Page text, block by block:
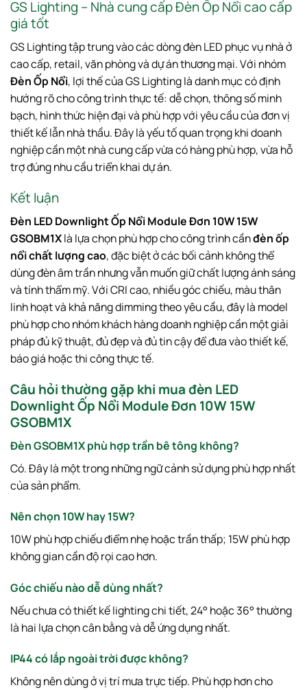
GS Lighting – Nhà cung cấp Đèn Ốp Nổi cao cấp
giá tốt
GS Lighting tập trung vào các dòng đèn LED phục vụ nhà ở
cao cấp, retail, văn phòng và dự án thương mại. Với nhóm
Đèn Ốp Nổi, lợi thế của GS Lighting là danh mục có định
hướng rõ cho công trình thực tế: dễ chọn, thông số minh
bạch, hình thức hiện đại và phù hợp với yêu cầu của đơn vị
thiết kế lẫn nhà thầu. Đây là yếu tố quan trọng khi doanh
nghiệp cần một nhà cung cấp vừa có hàng phù hợp, vừa hỗ
trợ đúng nhu cầu triển khai dự án.
Kết luận
Đèn LED Downlight Ốp Nổi Module Đơn 10W 15W
GSOBM1Xlà lựa chọn phù hợp cho công trình cầnđèn ốp
nổi chất lượng cao, đặc biệt ở các bối cảnh không thể
dùng đèn âm trần nhưng vẫn muốn giữ chất lượng ánh sáng
và tính thẩm mỹ. Với CRI cao, nhiều góc chiếu, màu thân
linh hoạt và khả năng dimming theo yêu cầu, đây là model
phù hợp cho nhóm khách hàng doanh nghiệp cần một giải
pháp đủ kỹ thuật, đủ đẹp và đủ tin cậy để đưa vào thiết kế,
báo giá hoặc thi công thực tế.
Câu hỏi thường gặp khi mua đèn LED
Downlight Ốp Nổi Module Đơn 10W 15W
GSOBM1X
Đèn GSOBM1X phù hợp trần bê tông không?
Có. Đây là một trong những ngữ cảnh sử dụng phù hợp nhất
của sản phẩm.
Nên chọn 10W hay 15W?
10W phù hợp chiếu điểm nhẹ hoặc trần thấp; 15W phù hợp
không gian cần độ rọi cao hơn.
Góc chiếu nào dễ dùng nhất?
Nếu chưa có thiết kế lighting chi tiết, 24° hoặc 36° thường
là hai lựa chọn cân bằng và dễ ứng dụng nhất.
IP44 có lắp ngoài trời được không?
Không nên dùng ở vị trí mưa trực tiếp. Phù hợp hơn cho